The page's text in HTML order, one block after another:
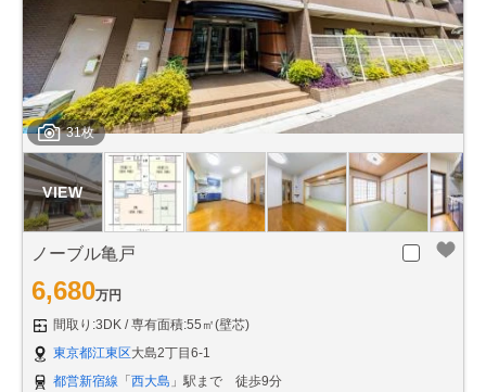
31枚
ノーブル亀戸
6,680万円
間取り:3DK
専有面積:55㎡(壁芯)
東京都江東区大島2丁目6-1
都営新宿線 「 西大島 」駅まで 徒歩9分